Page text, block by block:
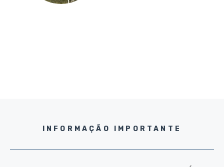
INFORMAÇÃO IMPORTANTE